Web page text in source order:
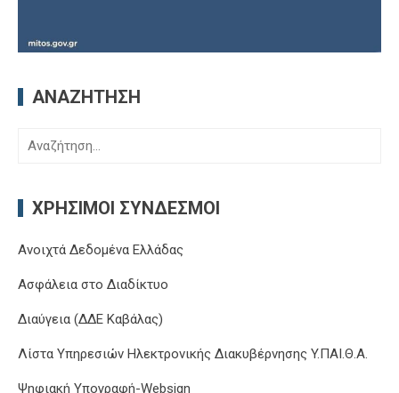
ΑΝΑΖΉΤΗΣΗ
Αναζήτηση
ΧΡΉΣΙΜΟΙ ΣΎΝΔΕΣΜΟΙ
Ανοιχτά Δεδομένα Ελλάδας
Ασφάλεια στο Διαδίκτυο
Διαύγεια (ΔΔΕ Καβάλας)
Λίστα Υπηρεσιών Ηλεκτρονικής Διακυβέρνησης Y.ΠΑΙ.Θ.Α.
Ψηφιακή Υπογραφή-Websign